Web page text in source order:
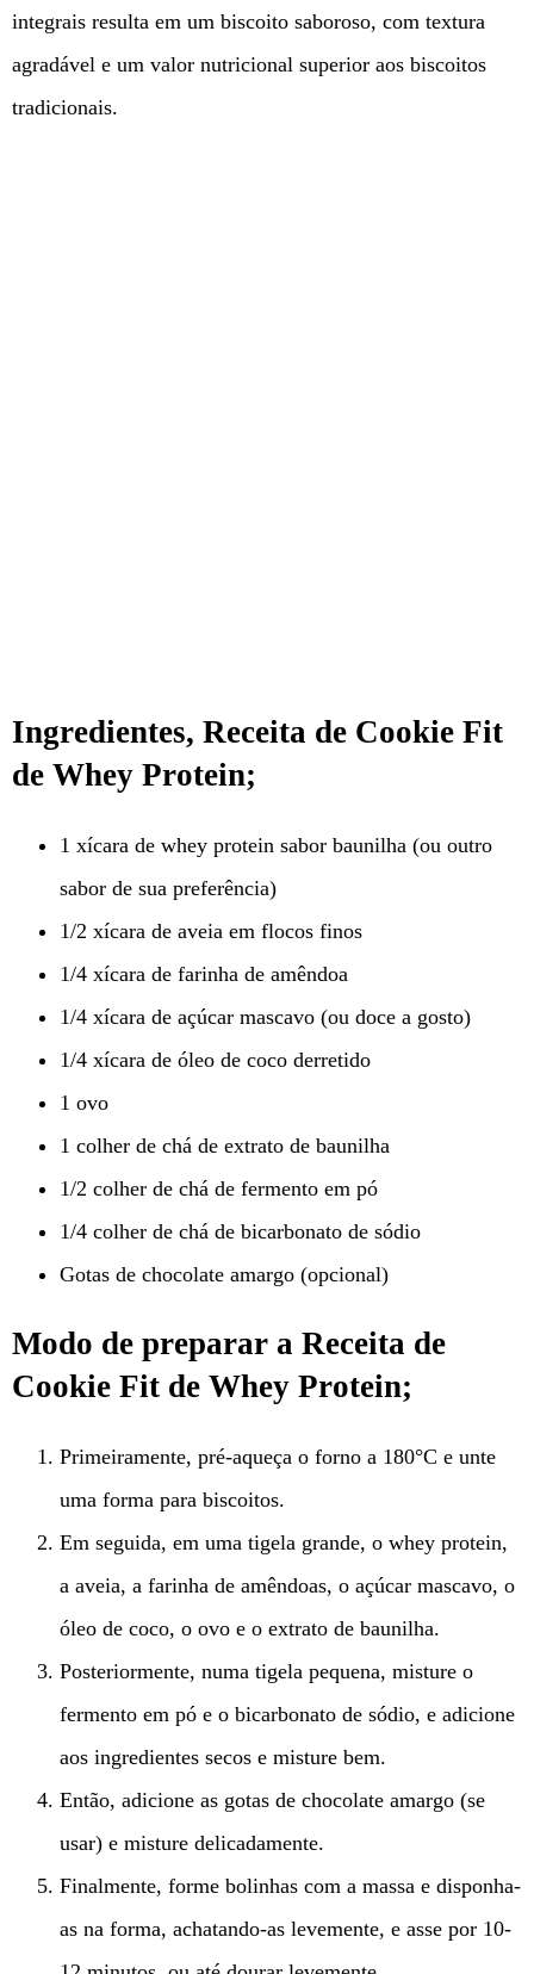
integrais resulta em um biscoito saboroso, com textura
agradável e um valor nutricional superior aos biscoitos
tradicionais.
Ingredientes, Receita de Cookie Fit
de Whey Protein;
1 xícara de whey protein sabor baunilha (ou outro
sabor de sua preferência)
1/2 xícara de aveia em flocos finos
1/4 xícara de farinha de amêndoa
1/4 xícara de açúcar mascavo (ou doce a gosto)
1/4 xícara de óleo de coco derretido
1 ovo
1 colher de chá de extrato de baunilha
1/2 colher de chá de fermento em pó
1/4 colher de chá de bicarbonato de sódio
Gotas de chocolate amargo (opcional)
Modo de preparar a Receita de
Cookie Fit de Whey Protein;
Primeiramente, pré-aqueça o forno a 180°C e unte
uma forma para biscoitos.
Em seguida, em uma tigela grande, o whey protein,
a aveia, a farinha de amêndoas, o açúcar mascavo, o
óleo de coco, o ovo e o extrato de baunilha.
Posteriormente, numa tigela pequena, misture o
fermento em pó e o bicarbonato de sódio, e adicione
aos ingredientes secos e misture bem.
Então, adicione as gotas de chocolate amargo (se
usar) e misture delicadamente.
Finalmente, forme bolinhas com a massa e disponha-
as na forma, achatando-as levemente, e asse por 10-